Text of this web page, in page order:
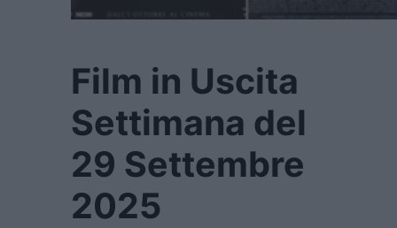
Film in Uscita
Settimana del
29 Settembre
2025